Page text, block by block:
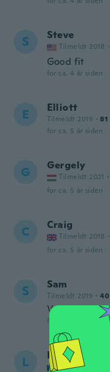
S Steve
Tilmeldt 2018 ·
Good fit
for ca. 4 år siden
E Elliott
Tilmeldt 2019 · 81
for ca. 5 år siden
G Gergely
Tilmeldt 2021 ·
for ca. 5 år siden
C Craig
Tilmeldt 2018 ·
for ca. 5 år siden
S Sam
Tilmeldt 2019 · 40
Very
for ca. 5 år siden
L Ludvík
Tilmeldt 2017